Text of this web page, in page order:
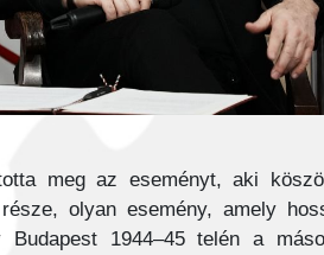
meg az eseményt, aki
olyan esemény, amely
1944–45 telén a